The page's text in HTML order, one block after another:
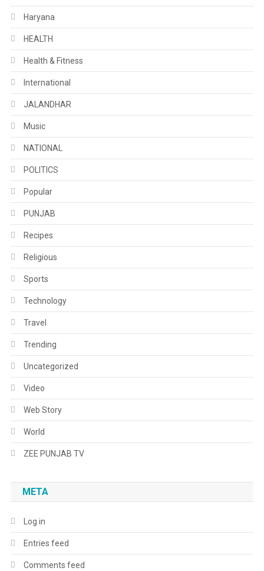
Haryana
HEALTH
Health & Fitness
International
JALANDHAR
Music
NATIONAL
POLITICS
Popular
PUNJAB
Recipes
Religious
Sports
Technology
Travel
Trending
Uncategorized
Video
Web Story
World
ZEE PUNJAB TV
META
Log in
Entries feed
Comments feed